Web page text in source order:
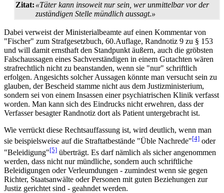
Zitat: «Täter kann insoweit nur sein, wer unmittelbar vor der
zuständigen Stelle mündlich aussagt.»
Dabei verweist der Ministerialbeamte auf einen Kommentar von
"Fischer" zum Straf­gesetzbuch, 60.Auflage, Randnotiz 9 zu § 153
und will damit ernsthaft den Standpunkt äußern, auch die gröbsten
Falsch­aussagen eines Sach­verständigen in einem Gutachten wären
strafrechtlich nicht zu beanstanden, wenn sie "nur" schriftlich
erfolgen. Angesichts solcher Aussagen könnte man versucht sein zu
glauben, der Bescheid stamme nicht aus dem Justiz­ministerium,
sondern sei von einem Insassen einer psychiatrischen Klinik verfasst
worden. Man kann sich des Eindrucks nicht erwehren, dass der
Verfasser besagter Randnotiz dort als Patient untergebracht ist.
Wie verrückt diese Rechtsauffassung ist, wird deutlich, wenn man
sie beispielsweise auf die Straftat­bestände "Üble Nachrede"[4] oder
"Beleidigung"[5] überträgt. Es darf nämlich als sicher angenommen
werden, dass nicht nur mündliche, sondern auch schriftliche
Beleidigungen oder Verleumdungen - zumindest wenn sie gegen
Richter, Staatsanwälte oder Personen mit guten Beziehungen zur
Justiz gerichtet sind - geahndet werden.